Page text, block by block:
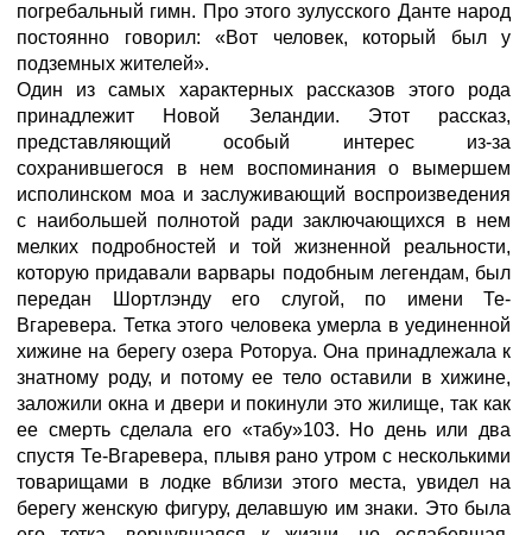
погребальный гимн. Про этого зулусского Данте народ
постоянно говорил: «Вот человек, который был у
подземных жителей».
Один из самых характерных рассказов этого рода
принадлежит Новой Зеландии. Этот рассказ,
представляющий особый интерес из-за
сохранившегося в нем воспоминания о вымершем
исполинском моа и заслуживающий воспроизведения
с наибольшей полнотой ради заключающихся в нем
мелких подробностей и той жизненной реальности,
которую придавали варвары подобным легендам, был
передан Шортлэнду его слугой, по имени Те-
Вгаревера. Тетка этого человека умерла в уединенной
хижине на берегу озера Роторуа. Она принадлежала к
знатному роду, и потому ее тело оставили в хижине,
заложили окна и двери и покинули это жилище, так как
ее смерть сделала его «табу»103. Но день или два
спустя Те-Вгаревера, плывя рано утром с несколькими
товарищами в лодке вблизи этого места, увидел на
берегу женскую фигуру, делавшую им знаки. Это была